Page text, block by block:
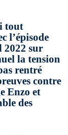
tout
l’épisode
2022 sur
la tension
rentré
contre
Enzo et
des